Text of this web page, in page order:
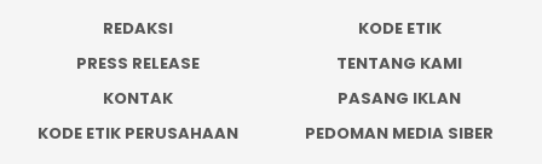
REDAKSI
KODE ETIK
PRESS RELEASE
TENTANG KAMI
KONTAK
PASANG IKLAN
KODE ETIK PERUSAHAAN
PEDOMAN MEDIA SIBER